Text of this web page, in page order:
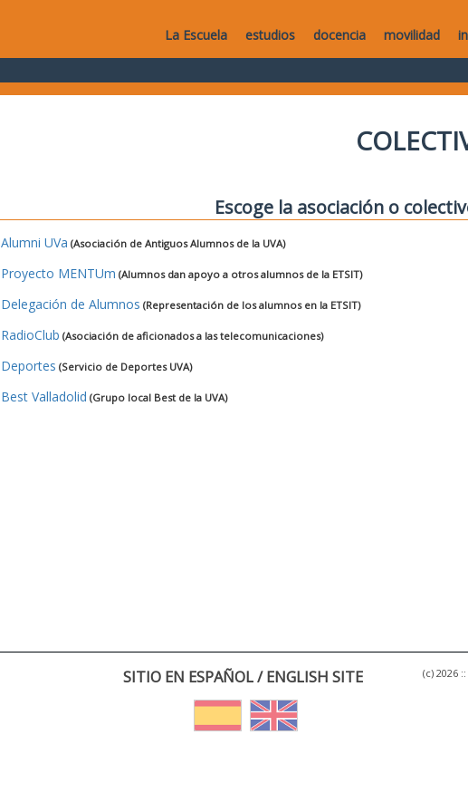
La Escuela estudios docencia movilidad
Escoge la asociación o
Alumni UVa (Asociación de Antiguos Alumnos de la UVA)
Proyecto MENTUm (Alumnos dan apoyo a otros alumnos de la ETSIT)
Delegación de Alumnos (Representación de los alumnos en la ETSIT)
RadioClub (Asociación de aficionados a las telecomunicaciones)
Deportes (Servicio de Deportes UVA)
Best Valladolid (Grupo local Best de la UVA)
SITIO EN ESPAÑOL / ENGLISH SITE
(c) 2026